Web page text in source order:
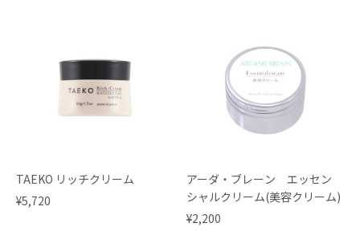
TAEKO リッチクリーム
¥5,720
アーダ・ブレーン エッセン
シャルクリーム(美容クリーム)
¥2,200